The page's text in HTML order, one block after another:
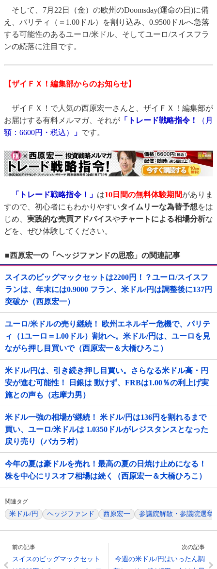
そして、7月22日（金）の欧州のDoomsday(運命の日)に備
え、パリティ（＝1.00ドル）を割り込み、0.9500ドルへ急落
する可能性のあるユーロ/米ドル、そしてユーロ/スイスフラ
ンの続落に注目です。
【ザイＦＸ！編集部からのお知らせ】
ザイＦＸ！で人気の西原宏一さんと、ザイＦＸ！編集部が
お届けする有料メルマガ、それが 「トレード戦略指令！
（月
額：6600円・税込）
」 です。
「トレード戦略指令！」 は10日間の無料体験期間がありま
すので、初心者にもわかりやすいタイムリーな為替予想をは
じめ、 実践的な売買アドバイスやチャートによる相場分析な
どを、ぜひ体験してください。
■西原宏一の「ヘッジファンドの思惑」の関連記事
スイスのビッグマックセットは2200円！？ユーロ/スイスフ
ランは、年末には0.9000 フラン、米ドル/円は調整後に137円
突破か（西原宏一）
ユーロ/米ドルの売り継続！ 欧州エネルギー危機で、パリテ
ィ（1ユーロ＝1.00ドル）割れへ。米ドル/円は、ユーロを見
ながら押し目買いで（西原宏一＆大橋ひろこ）
米ドル/円は、引き続き押し目買い。さらなる米ドル高・円
安が進む可能性！ 日銀は 動けず、FRBは1.00％の利上げ実
施との声も（志摩力男）
米ドル一強の相場が継続！ 米ドル/円は136円を割れるまで
買い、ユーロ/米ドルは 1.0350ドルがレジスタンスとなった
戻り売り（バカラ村）
今年の夏は豪ドルを売れ！最高の夏の日焼け止めになる！
株を中心にリスオフ相場は続く（西原宏一＆大橋ひろこ）
関連タグ
米ドル/円 ヘッジファンド 西原宏一 参議院解散・参議院選挙
前の記事
スイスのビッグマックセット
次の記事
今週の米ドル/円はいったん調